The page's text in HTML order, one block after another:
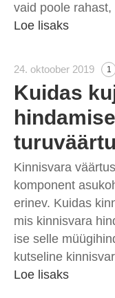
vaid poole
Loe lisaks
24. oktoober 2019 1
Kuidas
Kinnisvara
komponent
erinev. Kuidas
mis kinnisvara
ise selle
kutseline
Loe lisaks